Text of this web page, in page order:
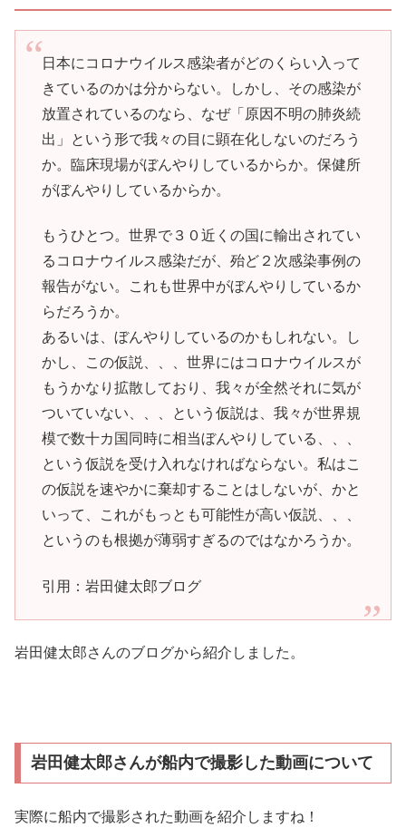
日本にコロナウイルス感染者がどのくらい入って
きているのかは分からない。しかし、その感染が
放置されているのなら、なぜ「原因不明の肺炎続
出」という形で我々の目に顕在化しないのだろう
か。臨床現場がぼんやりしているからか。保健所
がぼんやりしているからか。
もうひとつ。世界で３０近くの国に輸出されてい
るコロナウイルス感染だが、殆ど２次感染事例の
報告がない。これも世界中がぼんやりしているか
らだろうか。
あるいは、ぼんやりしているのかもしれない。し
かし、この仮説、、、世界にはコロナウイルスが
もうかなり拡散しており、我々が全然それに気が
ついていない、、、という仮説は、我々が世界規
模で数十カ国同時に相当ぼんやりしている、、、
という仮説を受け入れなければならない。私はこ
の仮説を速やかに棄却することはしないが、かと
いって、これがもっとも可能性が高い仮説、、、
というのも根拠が薄弱すぎるのではなかろうか。
引用：岩田健太郎ブログ
岩田健太郎さんのブログから紹介しました。
岩田健太郎さんが船内で撮影した動画について
実際に船内で撮影された動画を紹介しますね！